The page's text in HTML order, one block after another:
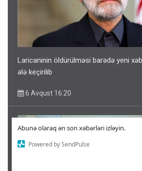
Abunə olaraq ən son xəbərləri izləyin.
Powered by SendPulse
Laricaninin öldürülməsi barədə yeni
ələ keçirilib
6 Avqust 16:20